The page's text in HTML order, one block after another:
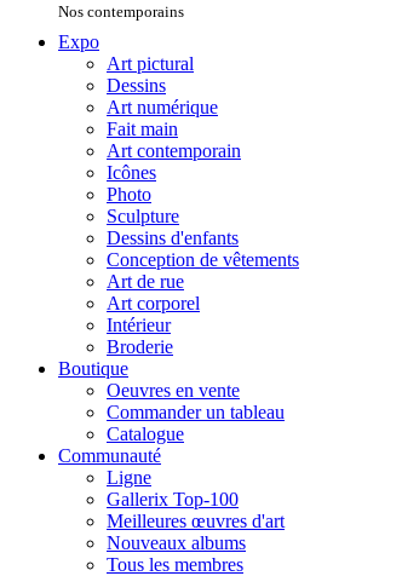
Nos contemporains
Expo
Art pictural
Dessins
Art numérique
Fait main
Art contemporain
Icônes
Photo
Sculpture
Dessins d'enfants
Conception de vêtements
Art de rue
Art corporel
Intérieur
Broderie
Boutique
Oeuvres en vente
Commander un tableau
Catalogue
Communauté
Ligne
Gallerix Top-100
Meilleures œuvres d'art
Nouveaux albums
Tous les membres